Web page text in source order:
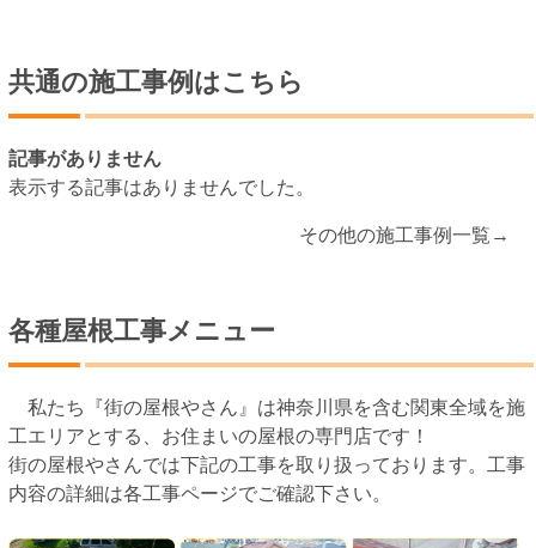
共通の施工事例はこちら
記事がありません
表示する記事はありませんでした。
その他の施工事例一覧→
各種屋根工事メニュー
私たち『街の屋根やさん』は神奈川県を含む関東全域を施
工エリアとする、お住まいの屋根の専門店です！
街の屋根やさんでは下記の工事を取り扱っております。工事
内容の詳細は各工事ページでご確認下さい。